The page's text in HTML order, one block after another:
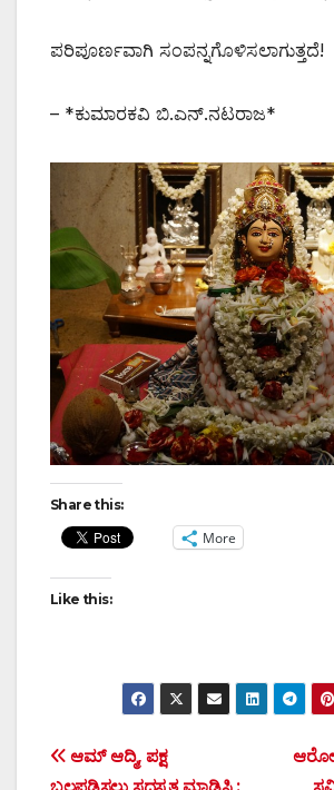
ಪರಿಪೂರ್ಣವಾಗಿ ಸಂಪನ್ನಗೊಳಿಸಲಾಗುತ್ತದೆ!
– *ಕುಮಾರಕವಿ ಬಿ.ಎನ್.ನಟರಾಜ*
Share this:
More
Like this:
Post
ಆಮ್ ಆದ್ಮಿ, ಪಕ್ಷ